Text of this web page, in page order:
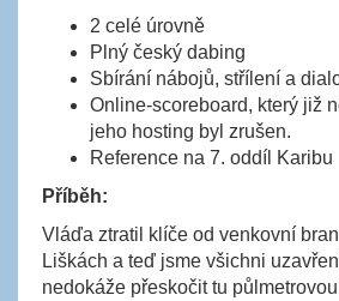
2 celé úrovně
Plný český dabing
Sbírání nábojů, střílení a
Online-scoreboard, který již
jeho hosting byl zrušen.
Reference na 7. oddíl Karibu
Příběh:
Vláďa ztratil klíče od venkovní
Liškách a teď jsme všichni
nedokáže přeskočit tu